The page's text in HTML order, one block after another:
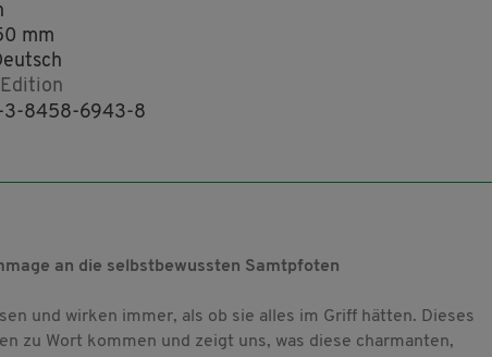
mm
3-8458-6943-8
an die selbstbewussten Samtpfoten
und wirken immer, als ob sie alles im Griff hätten. Dieses
zu Wort kommen und zeigt uns, was diese charmanten,